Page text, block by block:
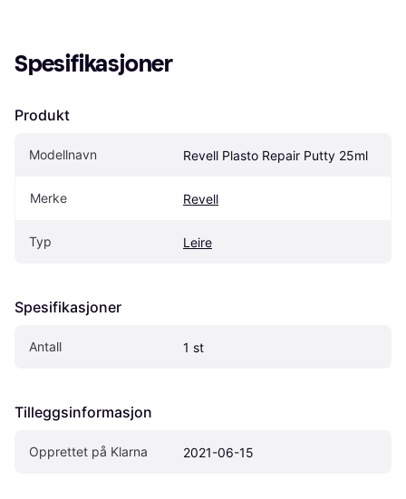
Spesifikasjoner
Produkt
Modellnavn Revell Plasto Repair Putty 25ml
Merke Revell
Typ Leire
Spesifikasjoner
Antall 1 st
Tilleggsinformasjon
Opprettet på Klarna 2021-06-15